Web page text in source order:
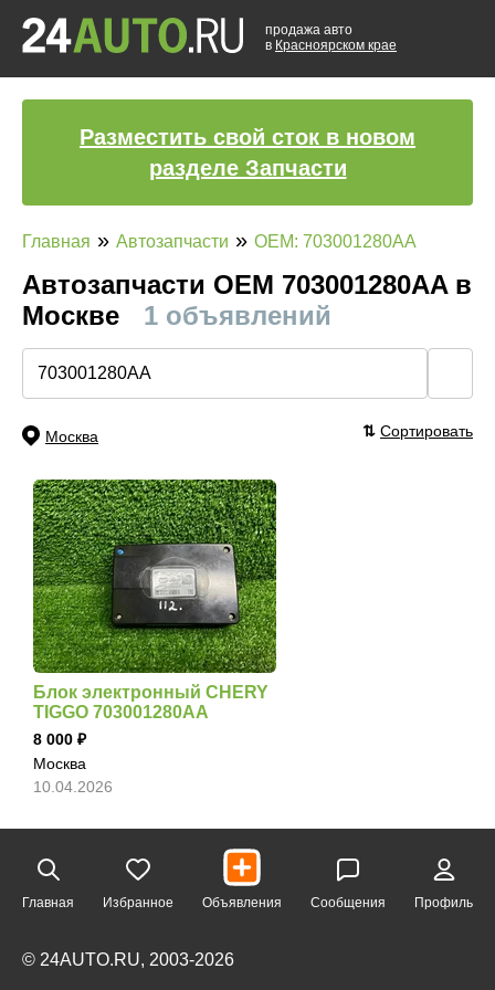
продажа авто
в Красноярском крае
Разместить свой сток в новом
разделе Запчасти
Главная » Автозапчасти » OEM: 703001280AA
Автозапчасти ОЕМ 703001280AA в
Москве
1 объявлений
Москва ⇅ Сортировать
Блок электронный CHERY
TIGGO 703001280AA
8 000
Москва
10.04.2026
Главная Избранное Объявления Сообщения Профиль
© 24AUTO.RU, 2003-2026